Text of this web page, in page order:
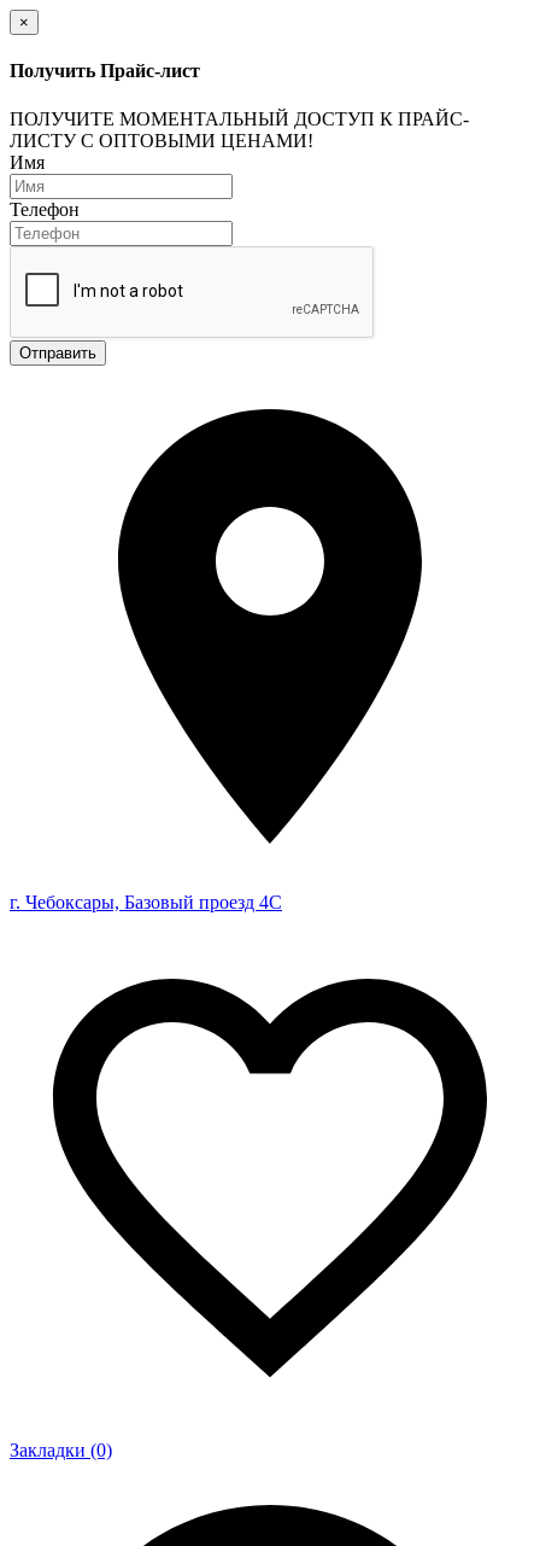
×
Получить Прайс-лист
ПОЛУЧИТЕ МОМЕНТАЛЬНЫЙ ДОСТУП К ПРАЙС-
ЛИСТУ С ОПТОВЫМИ ЦЕНАМИ!
Имя
Телефон
Отправить
г. Чебоксары, Базовый проезд 4С
Закладки (0)